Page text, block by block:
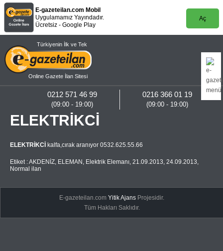
E-gazeteilan.com Mobil
Uygulamamız Yayındadır.
Ücretsiz - Google Play
Aç
Türkiyenin İlk ve Tek
Online Gazete İlan Sitesi
0216 366 01 19
(09:00 - 19:00)
0212 571 46 99
(09:00 - 19:00)
ELEKTRİKCİ
ELEKTRİKCİ kalfa,cırak aranıyor 0532.625.55.66
Etiket :AKDENİZ, ELEMAN , Elektrik Elemanı, 21.09.2013, 24.09.2013,
Normal ilan
E-gazeteilan.comYitik Ajans Projesidir.
Tüm Hakları Saklıdır.